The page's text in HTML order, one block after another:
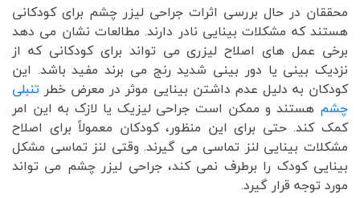
محققان در حال بررسی اثرات جراحی لیزر چشم برای کودکانی
هستند که مشکلات بینایی نادر دارند. مطالعات نشان می دهد
برخی عمل های اصلاح لیزری می تواند برای کودکانی که از
نزدیک بینی یا دور بینی شدید رنج می برند مفید باشد. این
کودکان به دلیل عدم داشتن بینایی موثر در معرض خطر تنبلی
چشم هستند و ممکن است جراحی لیزیک یا لازک به این امر
کمک کند. حتی برای این منظور، کودکان معمولاً برای اصلاح
مشکلات بینایی لنز تماسی می گیرند. وقتی لنز تماسی مشکل
بینایی کودک را برطرف نمی کند، جراحی لیزر چشم می تواند
مورد توجه قرار گیرد.